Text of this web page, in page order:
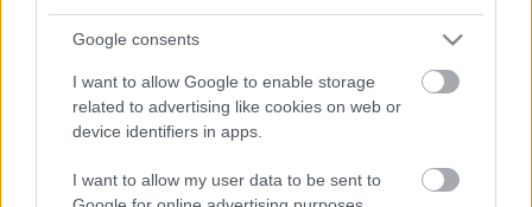
Google consents
I want to allow Google to enable storage
related to advertising like cookies on web or
device identifiers in apps.
I want to allow my user data to be sent to
(Forrás: Blikk)